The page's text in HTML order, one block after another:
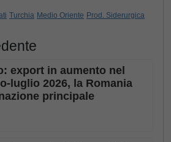
Turchia Medio Oriente Prod. Siderurgica
export in aumento nel
luglio 2026, la Romania
principale